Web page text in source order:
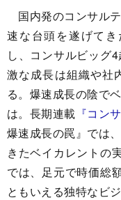
国内発のコンサル
速な台頭を遂げて
し、コンサルビッグ
激な成長は組織や社
る。爆速成長の陰で
は。長期連載 『コン
爆速成長の罠』では
きたベイカレントの
では、足元で時価総
ともいえる独特なビ